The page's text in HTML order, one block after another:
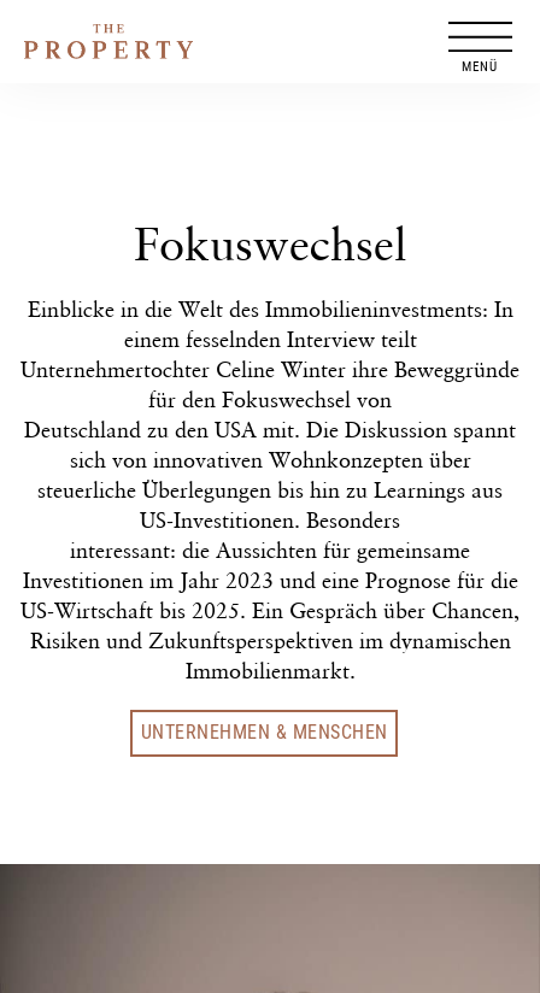
Inhalt
Fokuswechsel
Einblicke in die Welt des Immobilieninvestments: In
einem fesselnden Interview teilt
Unternehmertochter Celine Winter ihre Beweggründe
für den Fokuswechsel von
Deutschland zu den USA mit. Die Diskussion spannt
sich von innovativen Wohnkonzepten über
steuerliche Überlegungen bis hin zu Learnings aus
US-Investitionen. Besonders
interessant: die Aussichten für gemeinsame
Investitionen im Jahr 2023 und eine Prognose für die
US-Wirtschaft bis 2025. Ein Gespräch über Chancen,
Risiken und Zukunftsperspektiven im dynamischen
Immobilienmarkt.
UNTERNEHMEN & MENSCHEN